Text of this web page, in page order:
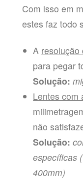
Com isso em
estes faz todo
A resolução
para pegar
Solução:
Lentes com
não
Solução:
específicas (
400mm)